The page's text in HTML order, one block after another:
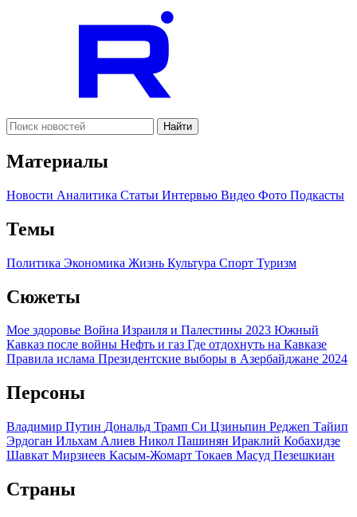
Найти
Материалы
Новости Аналитика Статьи Интервью Видео Фото Подкасты
Темы
Политика Экономика Жизнь Культура Спорт Туризм
Сюжеты
Мое здоровье Война Израиля и Палестины 2023 Южный
Кавказ после войны Нефть и газ Где отдохнуть на Кавказе
Правила ислама Президентские выборы в Азербайджане 2024
Персоны
Владимир Путин Дональд Трамп Си Цзиньпин Реджеп Тайип
Эрдоган Ильхам Алиев Никол Пашинян Ираклий Кобахидзе
Шавкат Мирзиеев Касым-Жомарт Токаев Масуд Пезешкиан
Страны